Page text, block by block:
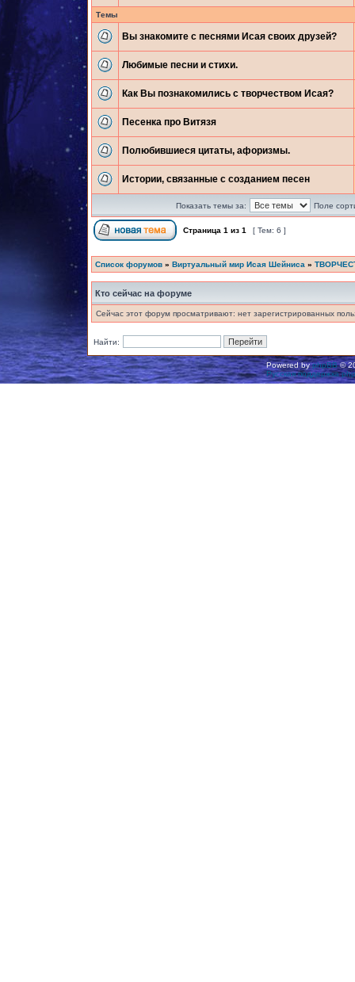
Темы
Вы знакомите с песнями Исая своих друзей?
Любимые песни и стихи.
Как Вы познакомились с творчеством Исая?
Песенка про Витязя
Полюбившиеся цитаты, афоризмы.
Истории, связанные с созданием песен
Показать темы за: Поле
Страница 1 из 1 [ Тем: 6 ]
Список форумов » Виртуальный мир Исая Шейниса »
Кто сейчас на форуме
Сейчас этот форум просматривают: нет зарегистрированных
Найти:
Powered byphpBB©
Русская поддержка